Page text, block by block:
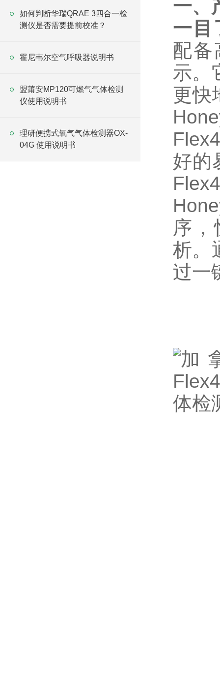
如何判断华瑞QRAE 3四合一检
测仪是否需要提前校准？
霍尼韦尔空气呼吸器说明书
盟莆安MP120可燃气气体检测
仪使用说明书
理研便携式氧气气体检测器OX-
04G 使用说明书
一、
一
配备
示。
更快
Flex4
好的
序
析。
过一